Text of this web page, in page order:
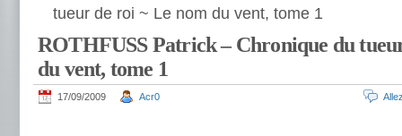
tueur de roi ~ Le nom du vent, tome 1
ROTHFUSS Patrick – Chronique du
du vent, tome 1
17/09/2009 Acr0